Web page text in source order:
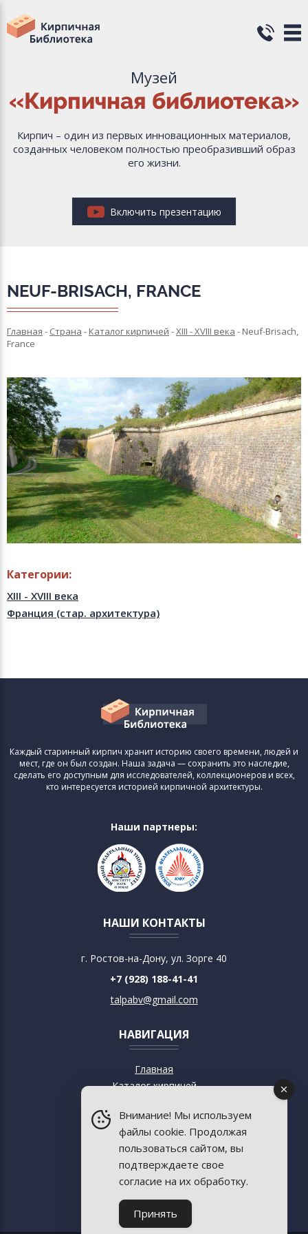
Музей
«Кирпичная библиотека»
Кирпич – один из первых инновационных материалов,
созданных человеком полностью преобразивший образ
его жизни.
Включить презентацию
NEUF-BRISACH, FRANCE
Главная - Страна - Каталог кирпичей -XIII - XVIII века - Neuf-Brisach,
France
Категории:
XIII - XVIII века
Франция (стар. архитектура)
Каждый старинный кирпич хранит историю своего времени, людей и
мест, где он был создан. Наша задача — сохранить это наследие,
сделать его доступным для исследователей, коллекционеров и всех,
кто интересуется историей кирпичной архитектуры.
Наши партнеры:
НАШИ КОНТАКТЫ
г. Ростов-на-Дону, ул. Зорге 40
+7 (928) 188-41-41
talpabv@gmail.com
НАВИГАЦИЯ
Главная
Каталог кирпичей
О музее
Современный дизайн
Старинная архитектура
Пресса о музее
База знаний
Контакты
Внимание! Мы используем
файлы cookie. Продолжая
пользоваться сайтом, вы
подтверждаете свое
согласие на их обработку.
Принять